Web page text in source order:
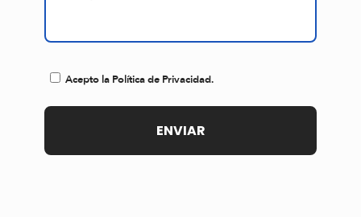
Acepto la Política de Privacidad.